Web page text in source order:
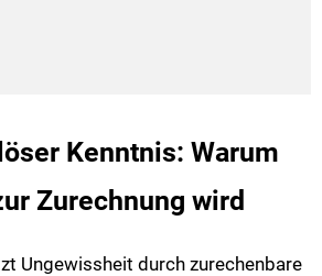
Kenntnis: Warum
Zurechnung wird
Ungewissheit durch zurechenbare